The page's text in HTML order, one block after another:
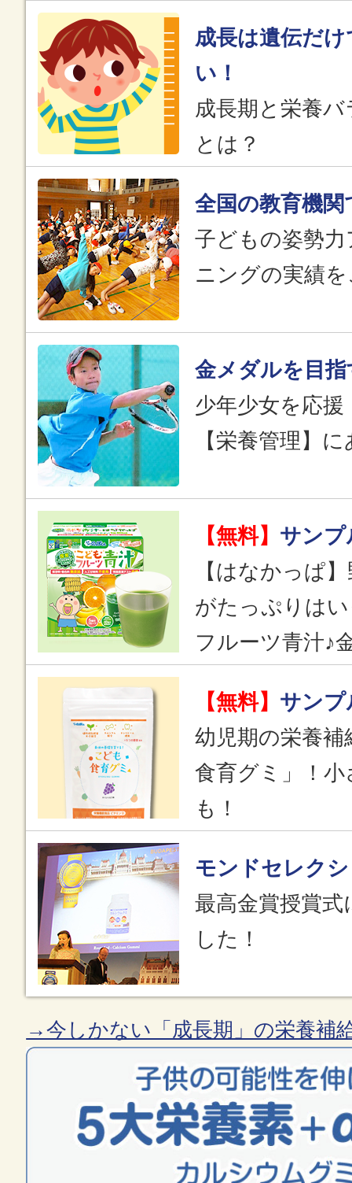
成長は遺伝だ
い！
成長期と栄養
とは？
全国の教育機関
子どもの姿勢
ニングの実績
金メダルを目指
少年少女を応
【栄養管理】
【無料】 サンプ
【はなかっぱ
がたっぷりは
フルーツ青汁♪
【無料】 サンプ
幼児期の栄養
食育グミ」！
も！
モンドセレク
最高金賞授賞
した！
→今しかない「成長期」の栄養補